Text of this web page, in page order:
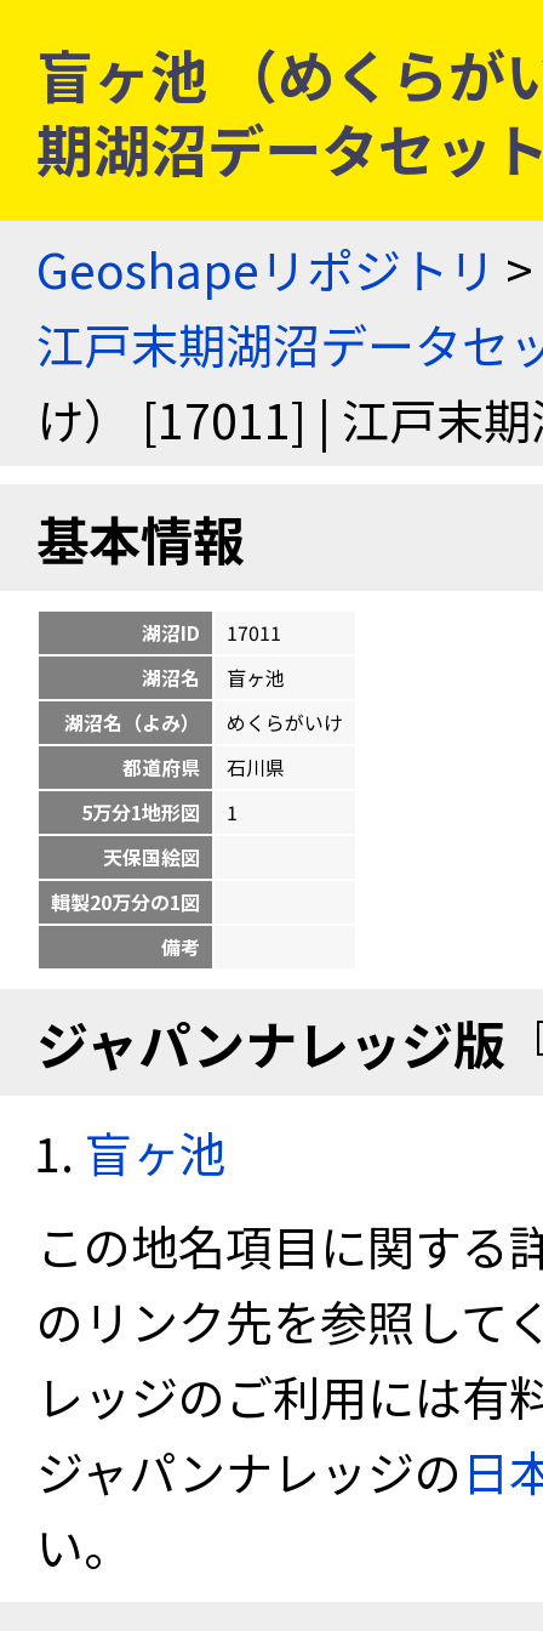
盲ヶ池 （めくら
期湖沼データセッ
Geoshapeリポジトリ >
江戸末期湖沼データセ
け） [17011] | 江戸末
基本情報
湖沼ID
17011
湖沼名
盲ヶ池
湖沼名（よみ）
めくらがいけ
都道府県
石川県
5万分1地形図
1
天保国絵図
輯製20万分の1図
備考
ジャパンナレッジ版
盲ヶ池
この地名項目に関する
のリンク先を参照して
レッジのご利用には有
ジャパンナレッジの日
い。